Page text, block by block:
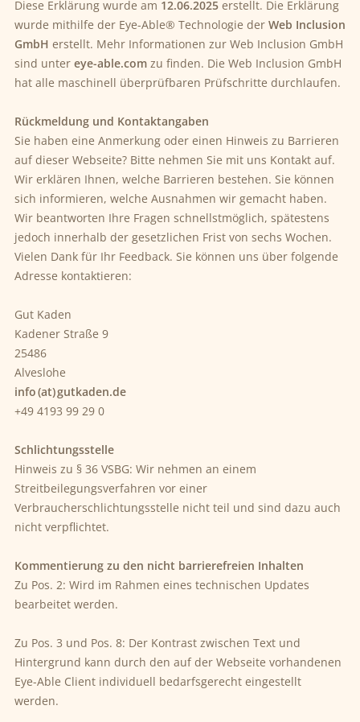
Diese Erklärung wurde am 12.06.2025erstellt. Die Erklärung
wurde mithilfe der Eye-Able® Technologie der Web Inclusion
GmbH erstellt. Mehr Informationen zur Web Inclusion GmbH
sind unter eye-able.comzu finden. Die Web Inclusion GmbH
hat alle maschinell überprüfbaren Prüfschritte durchlaufen.
Rückmeldung und Kontaktangaben
Sie haben eine Anmerkung oder einen Hinweis zu Barrieren
auf dieser Webseite? Bitte nehmen Sie mit uns Kontakt auf.
Wir erklären Ihnen, welche Barrieren bestehen. Sie können
sich informieren, welche Ausnahmen wir gemacht haben.
Wir beantworten Ihre Fragen schnellstmöglich, spätestens
jedoch innerhalb der gesetzlichen Frist von sechs Wochen.
Vielen Dank für Ihr Feedback. Sie können uns über folgende
Adresse kontaktieren:
Gut Kaden
Kadener Straße 9
25486
Alveslohe
info (at) gutkaden.de
+49 4193 99 29 0
Schlichtungsstelle
Hinweis zu § 36 VSBG: Wir nehmen an einem
Streitbeilegungsverfahren vor einer
Verbraucherschlichtungsstelle nicht teil und sind dazu auch
nicht verpflichtet.
Kommentierung zu den nicht barrierefreien Inhalten
Zu Pos. 2: Wird im Rahmen eines technischen Updates
bearbeitet werden.
Zu Pos. 3 und Pos. 8: Der Kontrast zwischen Text und
Hintergrund kann durch den auf der Webseite vorhandenen
Eye-Able Client individuell bedarfsgerecht eingestellt
werden.